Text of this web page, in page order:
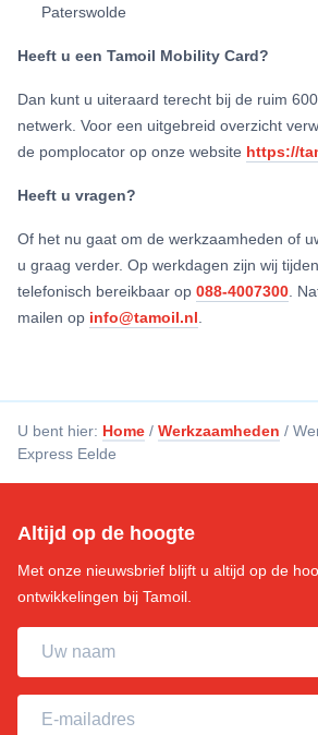
Paterswolde
Heeft u een Tamoil Mobility Card?
Dan kunt u uiteraard terecht bij de ruim
netwerk. Voor een uitgebreid overzicht
de pomplocator op onze website https://
Heeft u vragen?
Of het nu gaat om de werkzaamheden of
u graag verder. Op werkdagen zijn wij
telefonisch bereikbaar op 088-4007300 .
mailen op info@tamoil.nl
U bent hier: Home / Werkzaamheden /
Express Eelde
Altijd op de hoogte
Met onze nieuwsbrief blijft u altijd op de
ontwikkelingen bij Tamoil.
Uw naam
E-mailadres